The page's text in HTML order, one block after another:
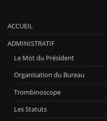
ACCUEIL
ADMINISTRATIF
Le Mot du Président
Organisation du Bureau
Trombinoscope
Les Statuts